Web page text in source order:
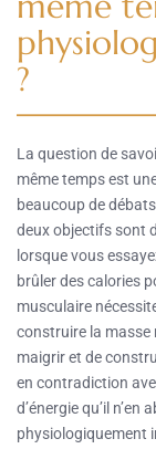
?
La question de
même temps est
beaucoup de
deux objectifs sont
lorsque vous
brûler des calories
musculaire
construire la masse
maigrir et de
en contradiction
d’énergie qu’il
physiologiquement